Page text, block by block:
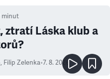
minut
ztratí Láska klub a
, Filip Zelenka•7. 8. 2026